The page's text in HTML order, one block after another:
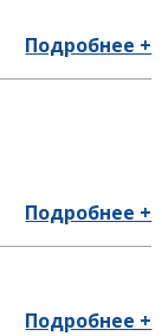
Подробнее +
Подробнее +
Подробнее +